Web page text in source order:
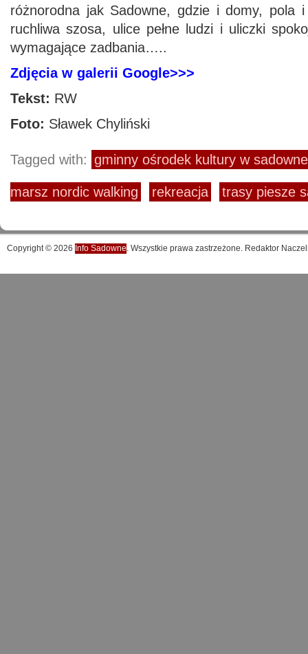
różnorodna jak Sadowne, gdzie i domy,
ruchliwa szosa, ulice pełne ludzi i uliczki
wymagające zadbania…..
Zdjęcia w galerii Google>>>
Tekst: RW
Foto: Sławek Chyliński
Tagged with: gminny ośrodek kultury w
marsz nordic walking rekreacja trasy piesze
Copyright © 2026 Info Sadowne. Wszystkie prawa zastrzeżone. Redaktor